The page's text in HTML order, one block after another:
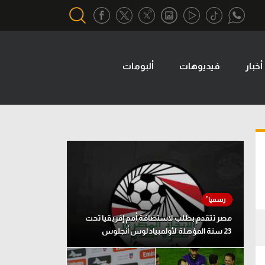
تحقيق في الجول
تقرير في الجول
تحليل في الجول
حكايات في الجول
كويز في الجول
فيديو في الجول
أخبار فيديوهات ألبومات
مصر تتقدم بطلب لاستضافة أمم إفريقيا تحت
23 سنة المؤهلة لأولمبياد لوس أنجلوس